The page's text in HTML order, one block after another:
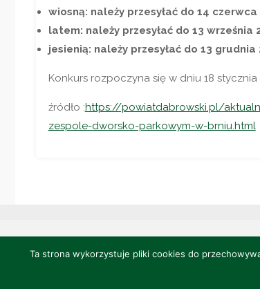
wiosną: należy przesyłać do 14 czerwca
latem: należy przesyłać do 13 września
jesienią: należy przesyłać do 13 grudnia
Konkurs rozpoczyna się w dniu 18
źródło :https://powiatdabrowski.pl/
zespole-dworsko-parkowym-w-brniu.html
©2022 CENTRUM POLONII - Ośrodek Kultury,
Ta strona wykorzystuje pliki cookies do